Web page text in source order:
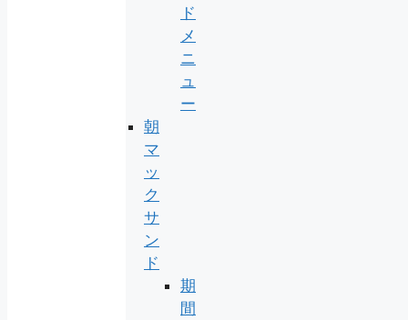
ド
メ
ニ
ュ
ー
朝
マ
ッ
ク
サ
ン
ド
期
間